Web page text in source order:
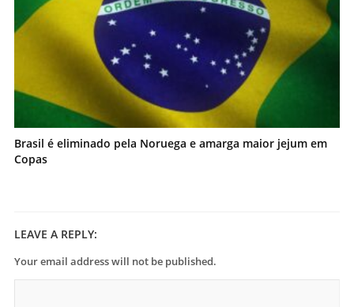
Brasil é eliminado pela Noruega e amarga maior jejum em
Copas
LEAVE A REPLY:
Your email address will not be published.